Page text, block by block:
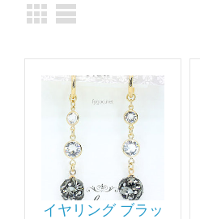
イヤリング ブラッ